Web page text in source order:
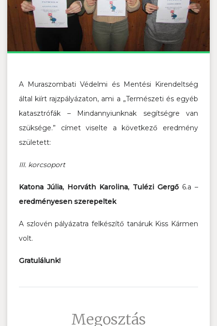
A Muraszombati Védelmi és Mentési Kirendeltség
által kiírt rajzpályázaton, ami a „Természeti és egyéb
katasztrófák – Mindannyiunknak segítségre van
szüksége.” címet viselte a következő eredmény
született:
III. korcsoport
Katona Júlia, Horváth Karolina, Tulézi Gergő 6.a –
eredményesen szerepeltek
A szlovén pályázatra felkészítő tanáruk Kiss Kármen
volt.
Gratulálunk!
Megosztás